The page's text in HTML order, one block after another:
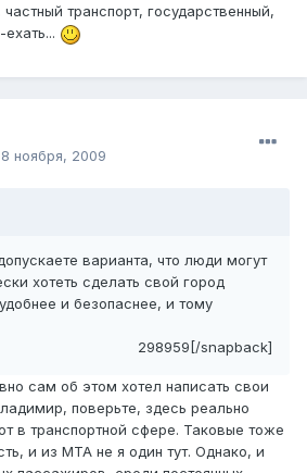
транспорт, государственный,
8 ноября, 2009
варианта, что люди могут
хотеть сделать свой город
и безопаснее, и тому
298959[/snapback]
сам об этом хотел написать свои
поверьте, здесь реально
в транспортной сфере. Таковые тоже
и из МТА не я один тут. Однако, и